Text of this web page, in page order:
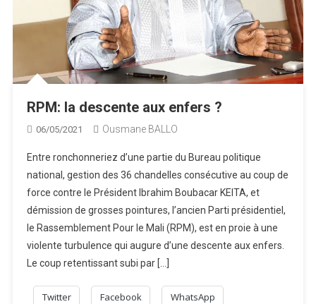
RPM: la descente aux enfers ?
06/05/2021 Ousmane BALLO
Entre ronchonneriez d’une partie du Bureau politique
national, gestion des 36 chandelles consécutive au coup de
force contre le Président Ibrahim Boubacar KEITA, et
démission de grosses pointures, l’ancien Parti présidentiel,
le Rassemblement Pour le Mali (RPM), est en proie à une
violente turbulence qui augure d’une descente aux enfers.
Le coup retentissant subi par […]
Twitter Facebook WhatsApp